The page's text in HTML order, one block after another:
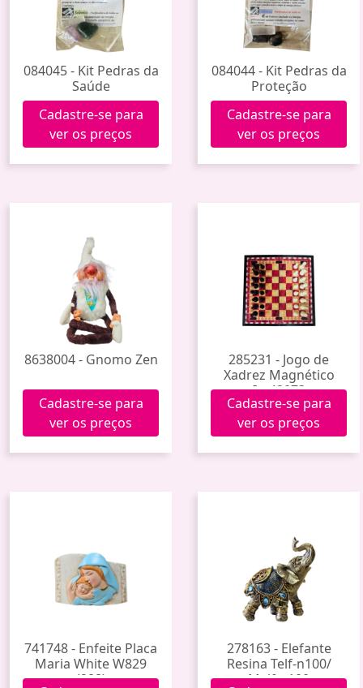
084045 - Kit Pedras da
Saúde
Cadastre-se para
ver os preços
084044 - Kit Pedras da
Proteção
Cadastre-se para
ver os preços
8638004 - Gnomo Zen
Cadastre-se para
ver os preços
285231 - Jogo de
Xadrez Magnético
Im42073
Cadastre-se para
ver os preços
741748 - Enfeite Placa
Maria White W829
(288)
278163 - Elefante
Resina Telf-n100/
Melf-n100